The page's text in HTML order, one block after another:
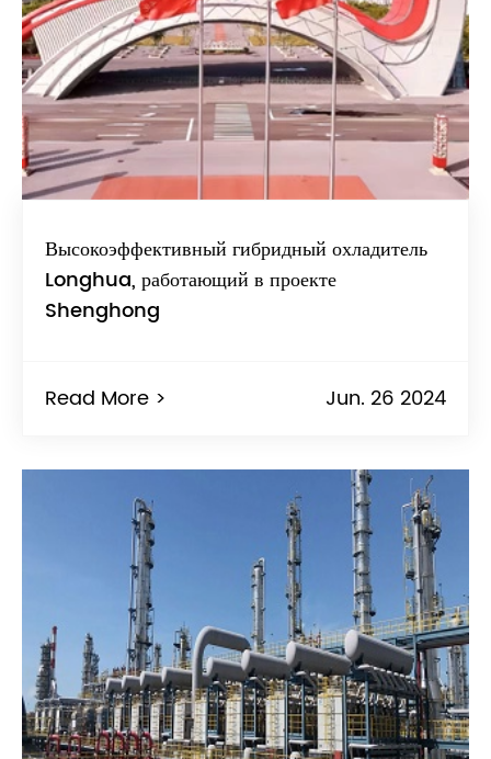
Высокоэффективный гибридный охладитель
Longhua, работающий в проекте
Shenghong
Read More > Jun. 26 2024